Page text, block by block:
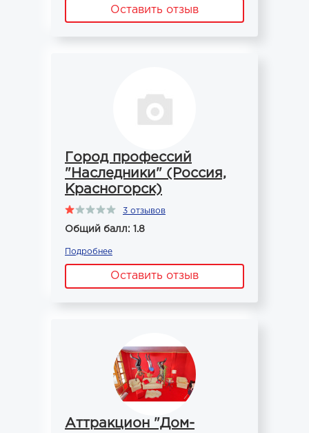
Оставить отзыв
Город профессий
"Наследники" (Россия,
Красногорск)
3 отзывов
Общий балл: 1.8
Подробнее
Оставить отзыв
Аттракцион "Дом-